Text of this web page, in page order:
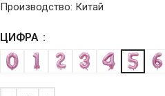
Производство: Китай
ЦИФРА